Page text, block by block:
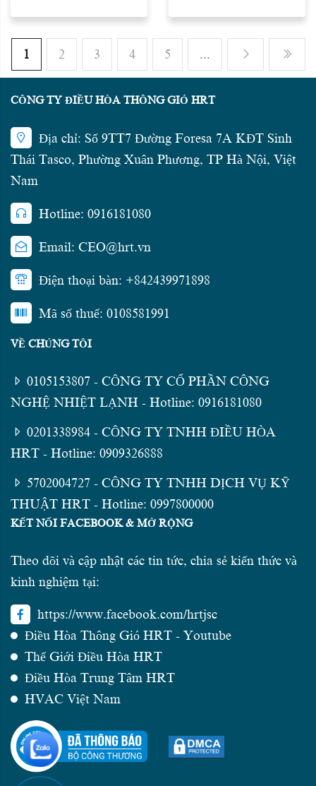
1 2 3 4 5 ...
CÔNG TY ĐIỀU HÒA THÔNG GIÓ HRT
Địa chỉ: Số 9TT7 Đường Foresa 7A KĐT Sinh
Thái Tasco, Phường Xuân Phương, TP Hà Nội, Việt
Nam
Hotline: 0916181080
Email: CEO@hrt.vn
Điện thoại bàn: +842439971898
Mã số thuế: 0108581991
VỀ CHÚNG TÔI
0105153807 - CÔNG TY CỔ PHẦN CÔNG
NGHỆ NHIỆT LẠNH - Hotline: 0916181080
0201338984 - CÔNG TY TNHH ĐIỀU HÒA
HRT - Hotline: 0909326888
5702004727 - CÔNG TY TNHH DỊCH VỤ KỸ
THUẬT HRT - Hotline: 0997800000
KẾT NỐI FACEBOOK & MỞ RỘNG
Theo dõi và cập nhật các tin tức, chia sẻ kiến thức và
kinh nghiệm tại:
https://www.facebook.com/hrtjsc
Điều Hòa Thông Gió HRT - Youtube
Thế Giới Điều Hòa HRT
Điều Hòa Trung Tâm HRT
HVAC Việt Nam